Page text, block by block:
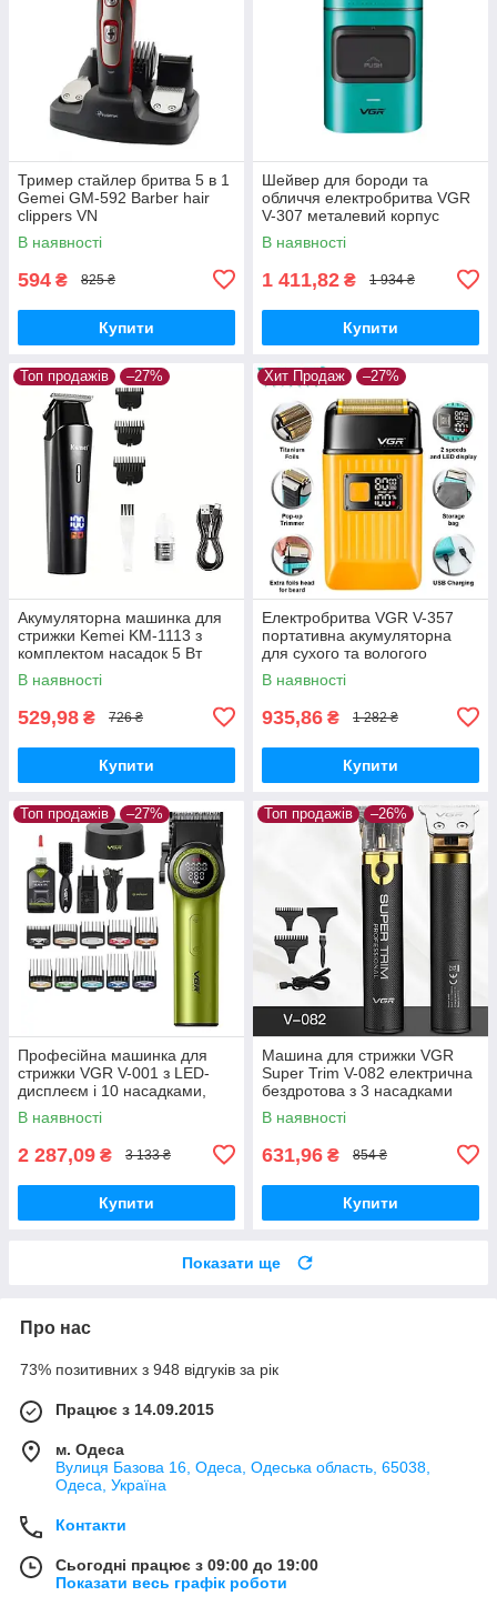
Тример стайлер бритва 5 в 1
Gemei GM-592 Barber hair
clippers VN
В наявності
594 ₴ 825 ₴
Купити
Шейвер для бороди та
обличчя електробритва VGR
V-307 металевий корпус
В наявності
1 411,82 ₴ 1 934 ₴
Купити
Топ продажів –27%
Акумуляторна машинка для
стрижки Kemei KM-1113 з
комплектом насадок 5 Вт
В наявності
529,98 ₴ 726 ₴
Купити
Хит Продаж –27%
Електробритва VGR V-357
портативна акумуляторна
для сухого та вологого
гоління, Жовтий
В наявності
935,86 ₴ 1 282 ₴
Купити
Топ продажів –27%
Професійна машинка для
стрижки VGR V-001 з LED-
дисплеєм і 10 насадками,
Зелений
В наявності
2 287,09 ₴ 3 133 ₴
Купити
Топ продажів –26%
Машина для стрижки VGR
Super Trim V-082 електрична
бездротова з 3 насадками
Чорна
В наявності
631,96 ₴ 854 ₴
Купити
Показати ще
Про нас
73% позитивних з 948 відгуків за рік
Працює з 14.09.2015
м. Одеса
Вулиця Базова 16, Одеса, Одеська область, 65038,
Одеса, Україна
Контакти
Сьогодні працює з 09:00 до 19:00
Показати весь графік роботи